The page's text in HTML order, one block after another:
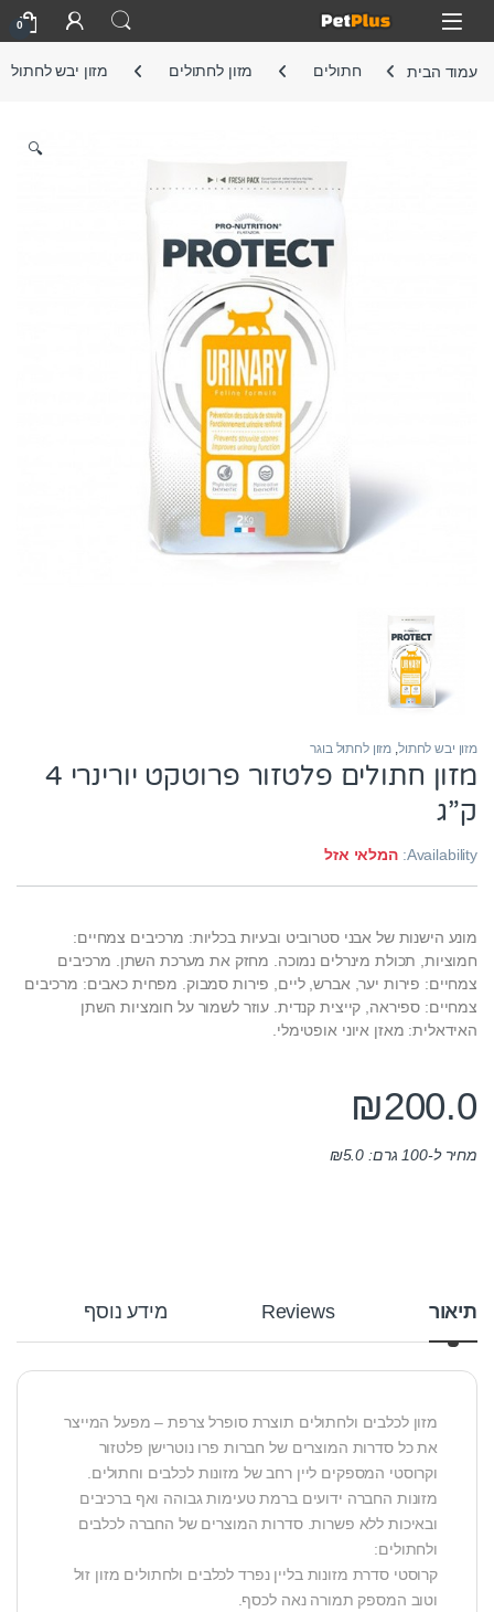
Skip to navigation
Skip to content
Open
0
עמוד הבית חתולים מזון לחתולים מזון יבש לחתול
🔍
מזון יבש לחתול, מזון לחתול בוגר
מזון חתולים פלטזור פרוטקט יורינרי 4
ק”ג
Availability: המלאי אזל
מונע הישנות של אבני סטרוביט ובעיות בכליות: מרכיבים צמחיים:
חמוציות, תכולת מינרלים נמוכה. מחזק את מערכת השתן. מרכיבים
צמחיים: פירות יער, אברש, ליים, פירות סמבוק. מפחית כאבים: מרכיבים
צמחיים: ספיראה, קייצית קנדית. עוזר לשמור על חומציות השתן
האידאלית: מאזן איוני אופטימלי.
₪200.0
מחיר ל-100 גרם: ₪5.0
תיאור Reviews מידע נוסף
מזון לכלבים ולחתולים תוצרת סופרל צרפת – מפעל המייצר
את כל סדרות המוצרים של חברות פרו נוטרישן פלטזור
וקרוסטי המספקים ליין רחב של מזונות לכלבים וחתולים.
מזונות החברה ידועים ברמת טעימות גבוהה ואף ברכיבים
ובאיכות ללא פשרות. סדרות המוצרים של החברה לכלבים
ולחתולים:
קרוסטי סדרת מזונות בליין נפרד לכלבים ולחתולים מזון זול
וטוב המספק תמורה נאה לכסף.